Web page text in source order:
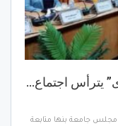
يترأس اجتماع…
مجلس جامعة بنها متابعة